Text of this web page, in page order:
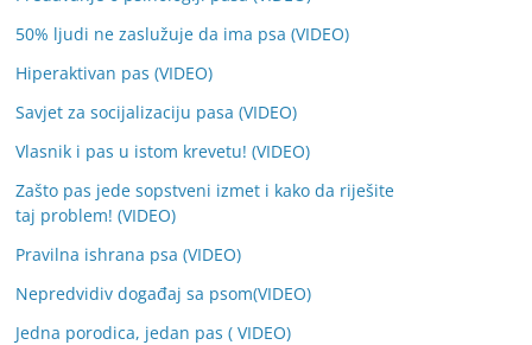
50% ljudi ne zaslužuje da ima psa (VIDEO)
Hiperaktivan pas (VIDEO)
Savjet za socijalizaciju pasa (VIDEO)
Vlasnik i pas u istom krevetu! (VIDEO)
Zašto pas jede sopstveni izmet i kako da riješite
taj problem! (VIDEO)
Pravilna ishrana psa (VIDEO)
Nepredvidiv događaj sa psom(VIDEO)
Jedna porodica, jedan pas ( VIDEO)